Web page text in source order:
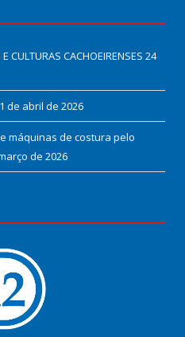
CULTURAS CACHOEIRENSES 24
1 de abril de 2026
máquinas de costura pelo
de 2026